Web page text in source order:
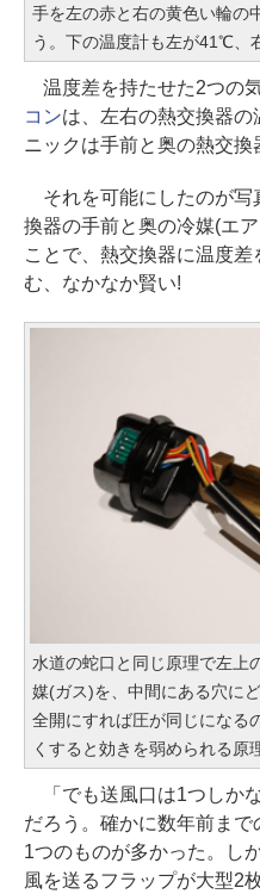
手を左の赤と右の黄色い輪の
う。下の温度計も左が41℃、
温度差を持たせた2つの
コンは、左右の熱交換器
ニックは手前と奥の熱交換
それを可能にしたのが写
換器の手前と奥の冷媒(エ
ことで、熱交換器に温度
む、なかなか賢い!
水道の蛇口と同じ原理で左上
媒(ガス)を、中間にある穴に
全開にすれば圧が同じになる
くすると効きを弱められる原
「でも送風口は1つしか
だろう。確かに数年前ま
1つのものが多かった。し
風を送るフラップが大型2